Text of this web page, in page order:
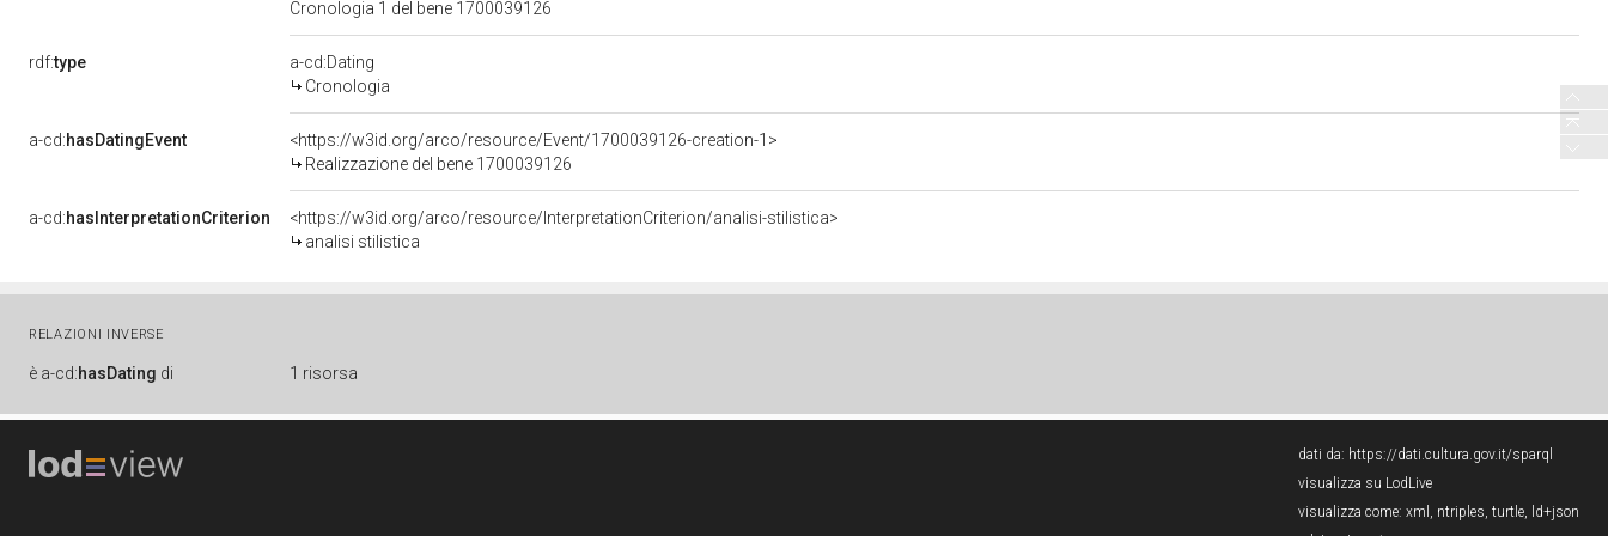
Cronologia 1 del bene 1700039126
rdf:type
a-cd:Dating
Cronologia
a-cd:hasDatingEvent
<https://w3id.org/arco/resource/Event/1700039126-creation-1>
Realizzazione del bene 1700039126
a-cd:hasInterpretationCriterion
<https://w3id.org/arco/resource/InterpretationCriterion/analisi-stilistica>
analisi stilistica
RELAZIONI INVERSE
è a-cd:hasDating di 1 risorsa
dati da: https://dati.cultura.gov.it/sparql
visualizza su LodLive
visualizza come: xml , ntriples, turtle, ld+json